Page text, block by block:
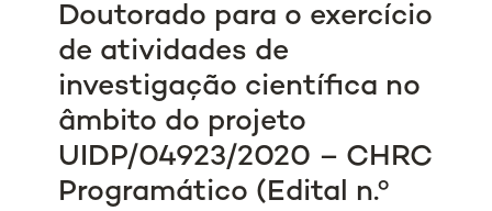
Doutorado para o exercício
de atividades de
investigação científica no
âmbito do projeto
UIDP/04923/2020 – CHRC
Programático (Edital n.º